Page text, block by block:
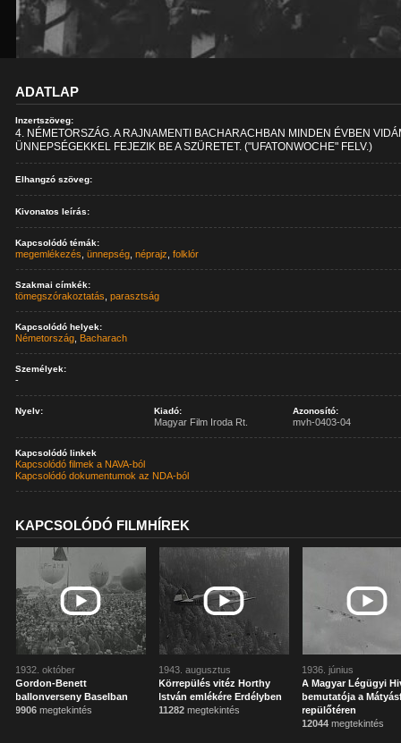
ADATLAP
Inzertszöveg:
4. NÉMETORSZÁG. A RAJNAMENTI BACHARACHBAN MINDEN ÉVBEN
ÜNNEPSÉGEKKEL FEJEZIK BE A SZÜRETET. ("UFATONWOCHE" FELV.)
Elhangzó szöveg:
Kivonatos leírás:
Kapcsolódó témák:
megemlékezés ,ünnepség ,néprajz ,folklór
Szakmai címkék:
tömegszórakoztatás ,parasztság
Kapcsolódó helyek:
Németország Bacharach
Személyek:
-
Nyelv: Kiadó:
Magyar Film Iroda Rt.
Azonosító:
mvh-0403-04
Kapcsolódó linkek
Kapcsolódó filmek a NAVA-ból
Kapcsolódó dokumentumok az NDA-ból
KAPCSOLÓDÓ FILMHÍREK
1932. október
Gordon-Benett
ballonverseny Baselban
9906 megtekintés
1943. augusztus
Körrepülés vitéz Horthy
István emlékére Erdélyben
11282 megtekintés
1936. június
A Magyar Légügyi
bemutatója a
repülőtéren
12044 megtekintés